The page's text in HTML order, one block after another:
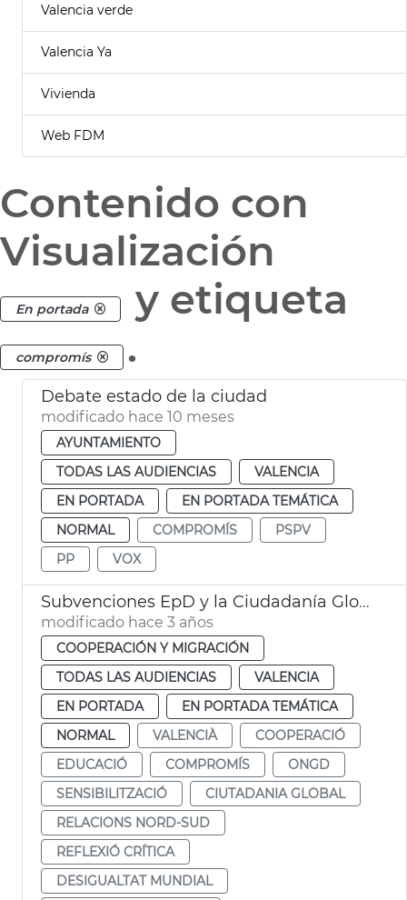
Valencia verde
Valencia Ya
Vivienda
Web FDM
Contenido con
Visualización
En portada y etiqueta
compromís .
Debate estado de la ciudad
modificado hace 10 meses
AYUNTAMIENTO
TODAS LAS AUDIENCIAS
VALENCIA
EN PORTADA
EN PORTADA TEMÁTICA
NORMAL
COMPROMÍS
PSPV
PP
VOX
Subvenciones EpD y la Ciudadanía Global 2023
modificado hace 3 años
COOPERACIÓN Y MIGRACIÓN
TODAS LAS AUDIENCIAS
VALENCIA
EN PORTADA
EN PORTADA TEMÁTICA
NORMAL
VALENCIÀ
COOPERACIÓ
EDUCACIÓ
COMPROMÍS
ONGD
SENSIBILITZACIÓ
CIUTADANIA GLOBAL
RELACIONS NORD-SUD
REFLEXIÓ CRÍTICA
DESIGUALTAT MUNDIAL